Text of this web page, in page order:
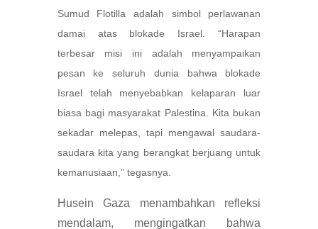
Sumud Flotilla adalah simbol perlawanan
damai atas blokade Israel. “Harapan
terbesar misi ini adalah menyampaikan
pesan ke seluruh dunia bahwa blokade
Israel telah menyebabkan kelaparan luar
biasa bagi masyarakat Palestina. Kita bukan
sekadar melepas, tapi mengawal saudara-
saudara kita yang berangkat berjuang untuk
kemanusiaan,” tegasnya.
Husein Gaza menambahkan refleksi
mendalam, mengingatkan bahwa